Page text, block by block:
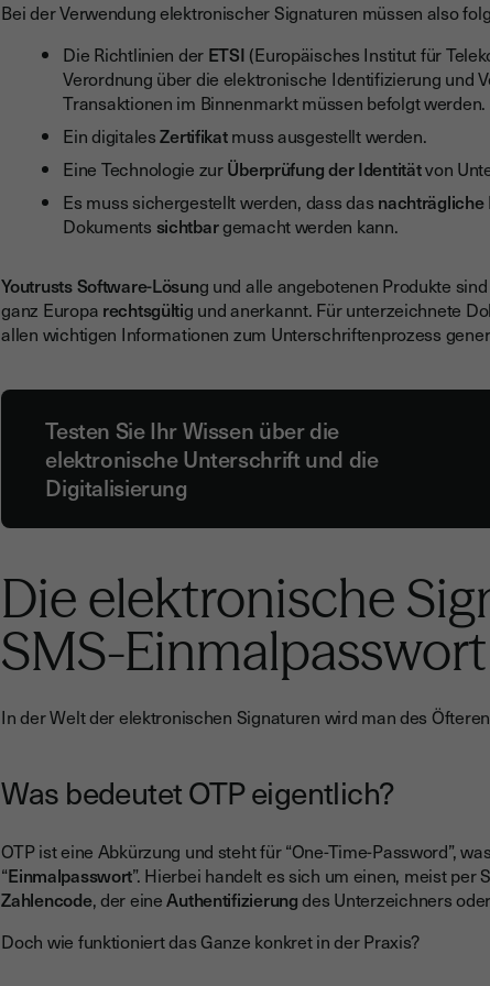
Bei der Verwendung elektronischer Signaturen müssen also
Die Richtlinien der ETSI (Europäisches Institut für
Verordnung über die elektronische Identifizierung und
Transaktionen im Binnenmarkt müssen befolgt werden.
Ein digitalesZertifikatmuss ausgestellt werden.
Eine Technologie zurÜberprüfung der Identitätvon
Es muss sichergestellt werden, dass das nachträgliche
Dokuments sichtbargemacht werden kann.
Youtrusts Software-Lösung und alle angebotenen Produkte
ganz Europa rechtsgültig und anerkannt. Für unterzeichnete
allen wichtigen Informationen zum Unterschriftenprozess
Testen Sie Ihr Wissen über die
elektronische Unterschrift und die
Digitalisierung
Die elektronische
SMS-Einmalpasswort
In der Welt der elektronischen Signaturen wird man des
Was bedeutet OTP eigentlich?
OTP ist eine Abkürzung und steht für “One-Time-Password”,
“Einmalpasswort”. Hierbei handelt es sich um einen, meist
Zahlencode, der eineAuthentifizierungdes Unterzeichners
Doch wie funktioniert das Ganze konkret in der Praxis?